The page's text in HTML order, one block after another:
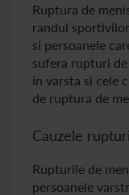
Ruptura de
randul
si persoanele
sufera rupturi de
in varsta si cele
de ruptura de
Cauzele
Rupturile de
persoanele